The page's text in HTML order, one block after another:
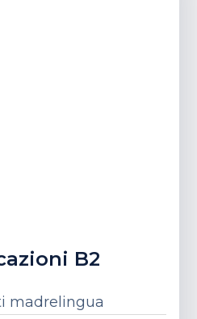
B2
madrelingua